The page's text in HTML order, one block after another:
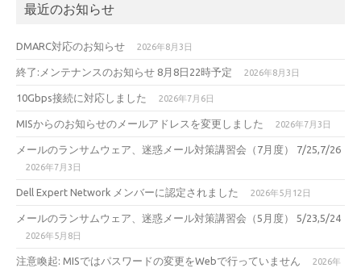
最近のお知らせ
DMARC対応のお知らせ 2026年8月3日
終了:メンテナンスのお知らせ 8月8日22時予定 2026年8月3日
10Gbps接続に対応しました 2026年7月6日
MISからのお知らせのメールアドレスを変更しました 2026年7月3日
メールのランサムウェア、迷惑メール対策講習会（7月度） 7/25,7/26
2026年7月3日
Dell Expert Network メンバーに認定されました 2026年5月12日
メールのランサムウェア、迷惑メール対策講習会（5月度） 5/23,5/24
2026年5月8日
注意喚起: MISではパスワードの変更をWebで行っていません
2026年